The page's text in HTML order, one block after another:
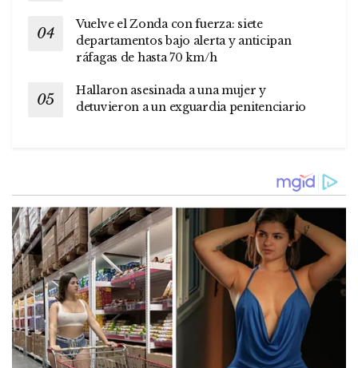
Vuelve el Zonda con fuerza: siete
departamentos bajo alerta y anticipan
ráfagas de hasta 70 km/h
Hallaron asesinada a una mujer y
detuvieron a un exguardia penitenciario